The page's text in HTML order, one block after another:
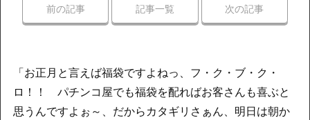
前の記事 記事一覧 次の記事
「お正月と言えば福袋ですよねっ、フ・ク・ブ・ク・
ロ！！ パチンコ屋でも福袋を配ればお客さんも喜ぶと
思うんですよぉ～、だからカタギリさぁん、明日は朝か